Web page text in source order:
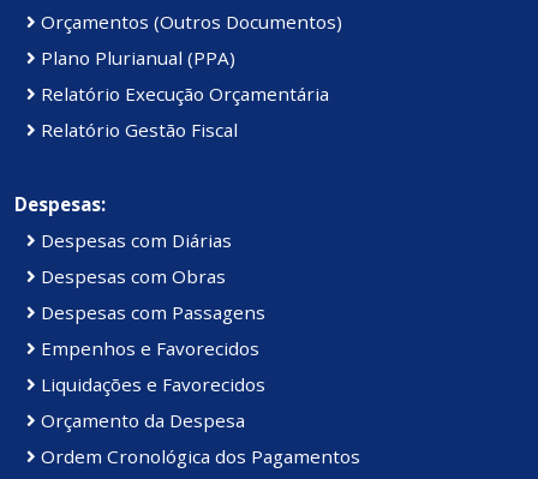
Orçamentos (Outros Documentos)
Plano Plurianual (PPA)
Relatório Execução Orçamentária
Relatório Gestão Fiscal
Despesas:
Despesas com Diárias
Despesas com Obras
Despesas com Passagens
Empenhos e Favorecidos
Liquidações e Favorecidos
Orçamento da Despesa
Ordem Cronológica dos Pagamentos